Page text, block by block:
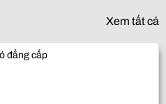
Xem tất cả